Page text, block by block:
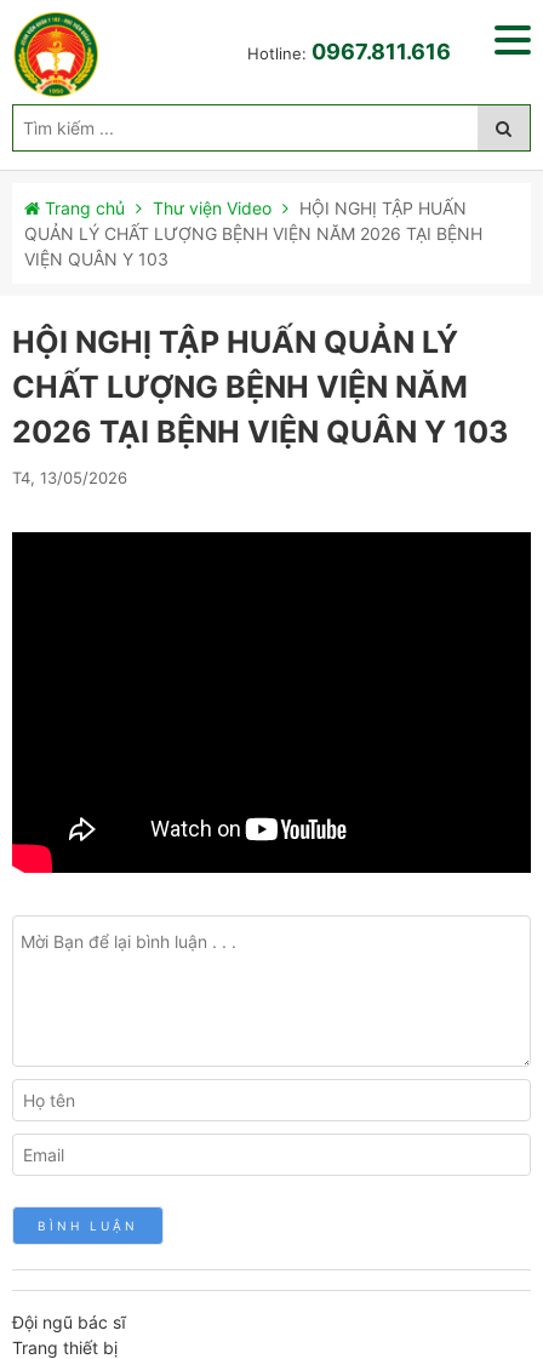
Hotline: 0967.811.616
Trang chủ Thư viện Video
HỘI NGHỊ TẬP HUẤN
QUẢN LÝ CHẤT LƯỢNG BỆNH VIỆN NĂM 2026 TẠI BỆNH
VIỆN QUÂN Y 103
HỘI NGHỊ TẬP HUẤN QUẢN LÝ
CHẤT LƯỢNG BỆNH VIỆN NĂM
2026 TẠI BỆNH VIỆN QUÂN Y 103
T4, 13/05/2026
Đội ngũ bác sĩ
Trang thiết bị